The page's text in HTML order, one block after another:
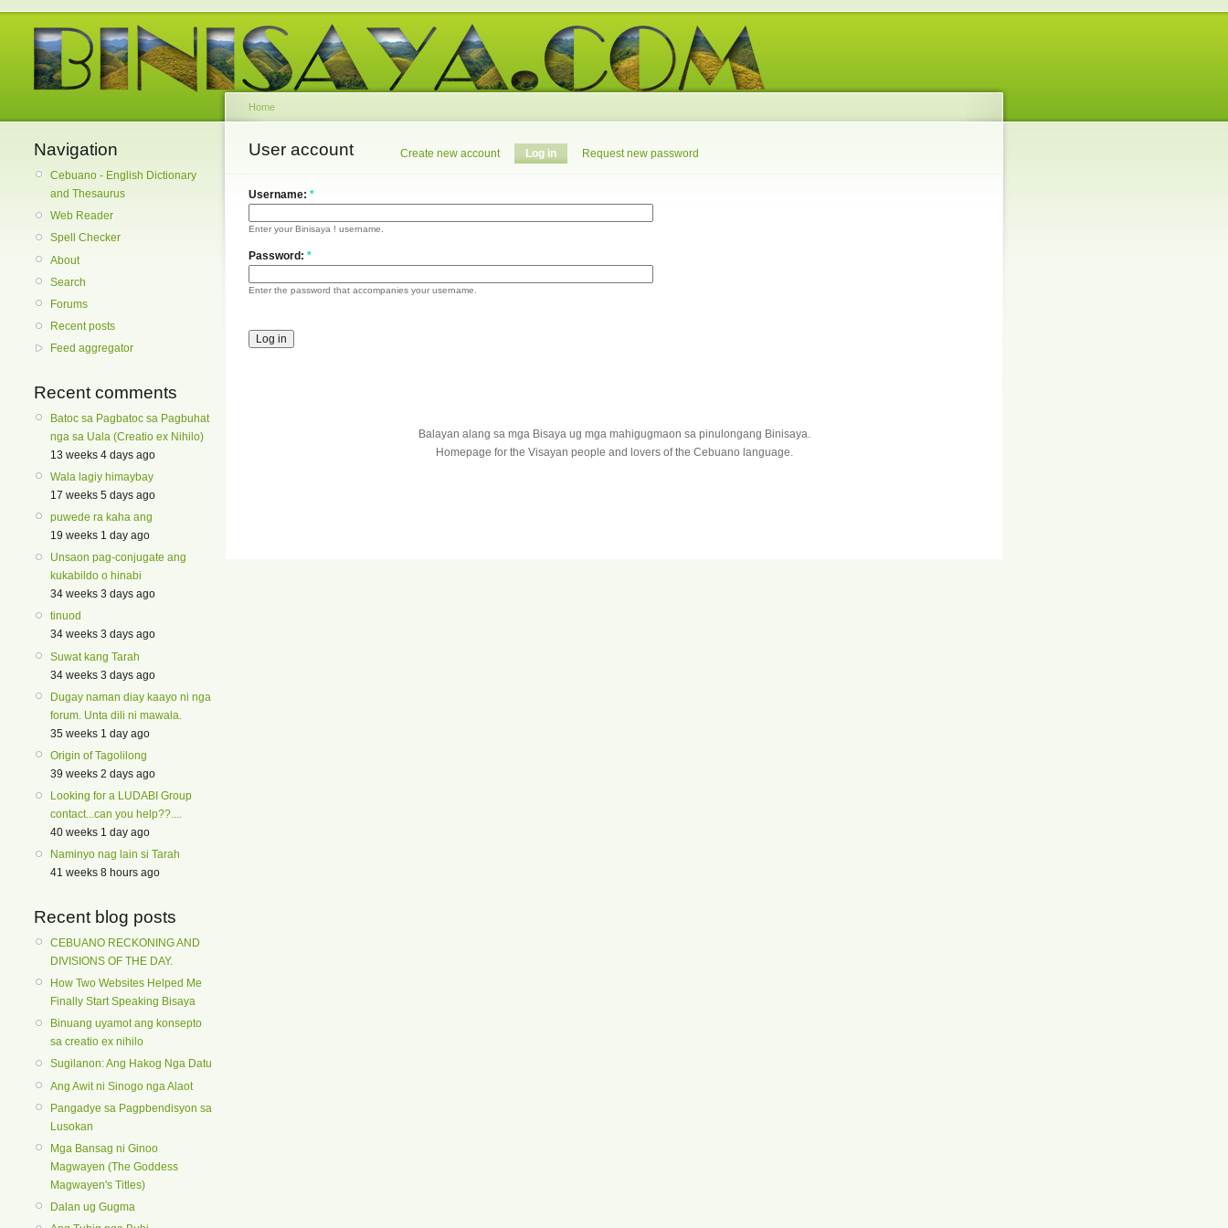
Navigation
Cebuano - English Dictionary
and Thesaurus
Web Reader
Spell Checker
About
Search
Forums
Recent posts
Feed aggregator
Recent comments
Batoc sa Pagbatoc sa Pagbuhat
nga sa Uala (Creatio ex Nihilo)
13 weeks 4 days ago
Wala lagiy himaybay
17 weeks 5 days ago
puwede ra kaha ang
19 weeks 1 day ago
Unsaon pag-conjugate ang
kukabildo o hinabi
34 weeks 3 days ago
tinuod
34 weeks 3 days ago
Suwat kang Tarah
34 weeks 3 days ago
Dugay naman diay kaayo ni nga
forum. Unta dili ni mawala.
35 weeks 1 day ago
Origin of Tagolilong
39 weeks 2 days ago
Looking for a LUDABI Group
contact...can you help??....
40 weeks 1 day ago
Naminyo nag lain si Tarah
41 weeks 8 hours ago
Recent blog posts
CEBUANO RECKONING AND
DIVISIONS OF THE DAY.
How Two Websites Helped Me
Finally Start Speaking Bisaya
Binuang uyamot ang konsepto
sa creatio ex nihilo
Sugilanon: Ang Hakog Nga Datu
Ang Awit ni Sinogo nga Alaot
Pangadye sa Pagpbendisyon sa
Lusokan
Mga Bansag ni Ginoo
Magwayen (The Goddess
Magwayen's Titles)
Dalan ug Gugma
Home
User account Create new account Log in Request new password
Username: *
Enter your Binisaya ! username.
Password: *
Enter the password that accompanies your username.
Balayan alang sa mga Bisaya ug mga mahigugmaon sa pinulongang Binisaya.
Homepage for the Visayan people and lovers of the Cebuano language.